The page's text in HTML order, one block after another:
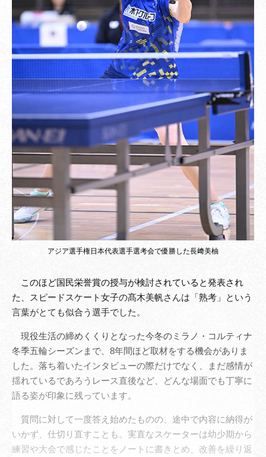
アジア選手権日本代表選手選考会で優勝した長﨑美柚
このほど国民栄誉賞の授与が検討されていると発表され
た、スピードスケート女子の髙木美帆さんは「熟考」という
言葉がとても似合う選手でした。
現役生活の締めくくりとなった今冬のミラノ・コルティナ
冬季五輪シーズンまで、8年間ほど取材をする機会がありま
した。落ち着いたインタビューの際だけでなく、まだ感情が
揺れているであろうレース直後など、どんな場面でも丁寧に
語る姿が印象に残っています。
質問に対して一度答え始めたものの、途中で内容に納得が
いかず、仕切り直すことも。実直なスケーターは幼少期から
練習や大会で感じたことをノートに書きとめ、改善を繰り返